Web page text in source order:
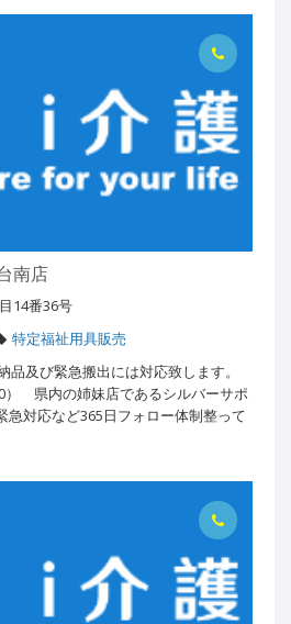
南店
14番36号
特定福祉用具販売
品及び緊急搬出には対応致します。
） 県内の姉妹店であるシルバーサポ
急対応など365日フォロー体制整って